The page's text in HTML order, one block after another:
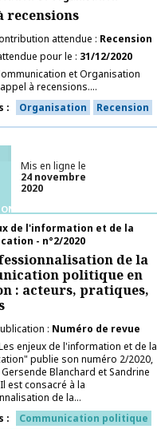
recensions
attendue
Recension
pour le
31/12/2020
et Organisation
à recensions....
Organisation Recension
Mis en ligne le
24 novembre
2020
publication
de l'information et de la
- n°2/2020
de la
politique en
: acteurs, pratiques,
Numéro de revue
enjeux de l'information et de la
publie son numéro 2/2020,
Blanchard et Sandrine
est consacré à la
de la...
Communication politique